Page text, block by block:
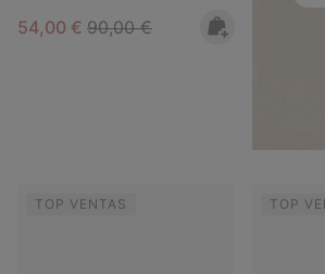
Sale price:
54,00 € Regular price:
90,00 €
TOP VENTAS TOP